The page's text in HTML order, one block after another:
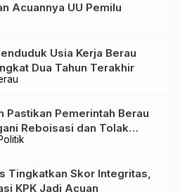
Acuannya UU Pemilu
Usia Kerja Berau
Dua Tahun Terakhir
Politik
Pastikan Pemerintah Berau
Reboisasi dan Tolak
Tingkatkan Skor Integritas,
KPK Jadi Acuan